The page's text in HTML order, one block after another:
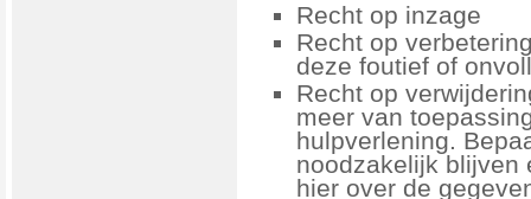
Recht op inzage
Recht op
deze foutief of
Recht op
meer van
hulpverlening.
noodzakelijk blijven
hier over de